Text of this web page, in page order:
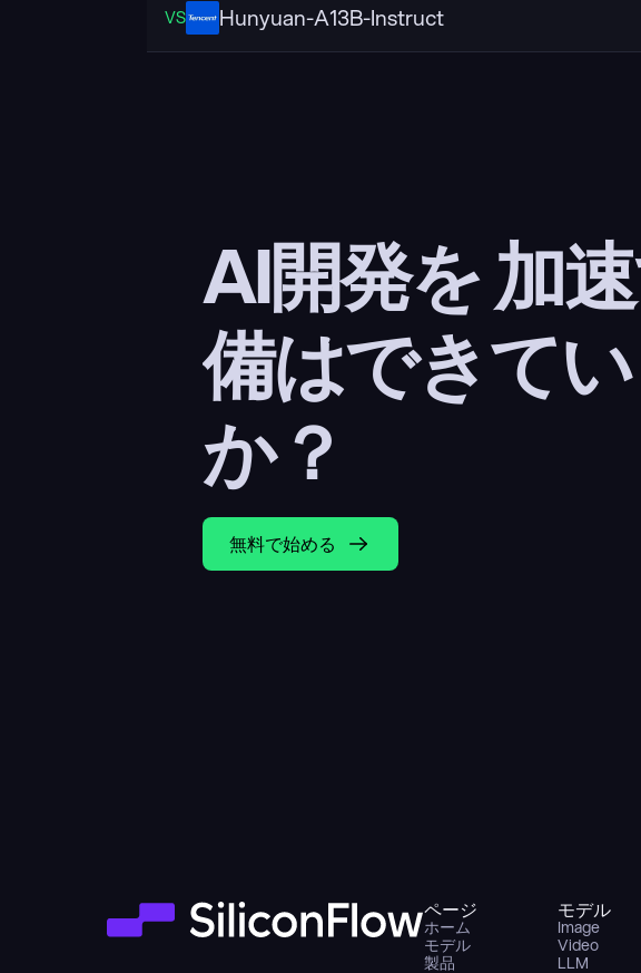
VS Hunyuan-A13B-Instruct
AI開発を 加
備はできて
か？
無料で始める
ページ
ホーム
モデル
製品
モデル
Image
Video
LLM